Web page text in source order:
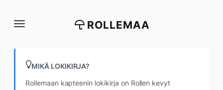
suoraan
ROLLEMAA
MIKÄ LOKIKIRJA?
Rollemaan kapteenin lokikirja on Rollen kevyt